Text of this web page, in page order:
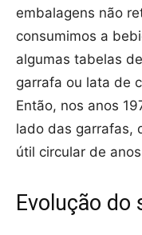
embalagens não
consumimos a
algumas tabelas
garrafa ou lata de
Então, nos anos
lado das garrafas,
útil circular de
Evolução do